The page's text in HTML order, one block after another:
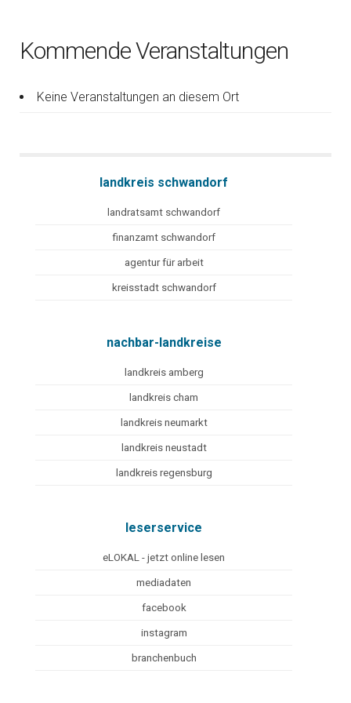
Kommende Veranstaltungen
Keine Veranstaltungen an diesem Ort
landkreis schwandorf
landratsamt schwandorf
finanzamt schwandorf
agentur für arbeit
kreisstadt schwandorf
nachbar-landkreise
landkreis amberg
landkreis cham
landkreis neumarkt
landkreis neustadt
landkreis regensburg
leserservice
eLOKAL - jetzt online lesen
mediadaten
facebook
instagram
branchenbuch